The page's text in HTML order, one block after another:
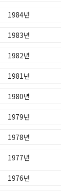
1984년
1983년
1982년
1981년
1980년
1979년
1978년
1977년
1976년